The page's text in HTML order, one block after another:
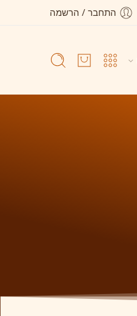
התחבר / הרשמה